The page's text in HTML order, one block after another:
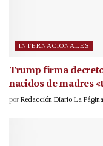
INTERNACIONALES
Trump firma
nacidos de madres
por Redacción Diario La Página